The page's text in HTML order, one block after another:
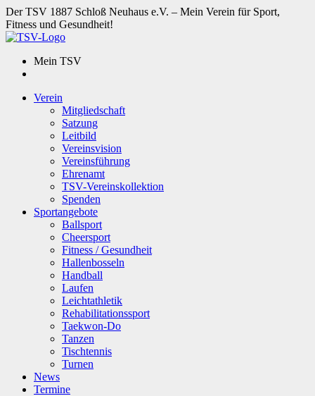
Der TSV 1887 Schloß Neuhaus e.V. – Mein Verein für Sport,
Fitness und Gesundheit!
Mein TSV
Verein
Mitgliedschaft
Satzung
Leitbild
Vereinsvision
Vereinsführung
Ehrenamt
TSV-Vereinskollektion
Spenden
Sportangebote
Ballsport
Cheersport
Fitness / Gesundheit
Hallenbosseln
Handball
Laufen
Leichtathletik
Rehabilitationssport
Taekwon-Do
Tanzen
Tischtennis
Turnen
News
Termine